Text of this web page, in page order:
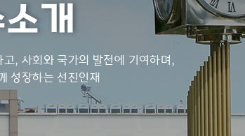
개
, 사회와 국가의 발전에 기여하며,
성장하는 선진인재